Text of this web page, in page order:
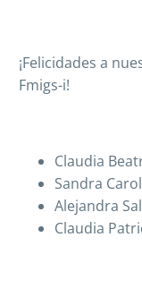
¡Felicidades a
Fmigs-i!
Claudia
Sandra
Alejandra
Claudia